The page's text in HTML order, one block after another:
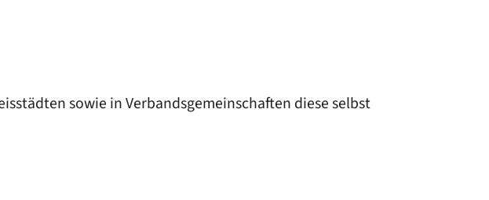
sowie in Verbandsgemeinschaften diese selbst